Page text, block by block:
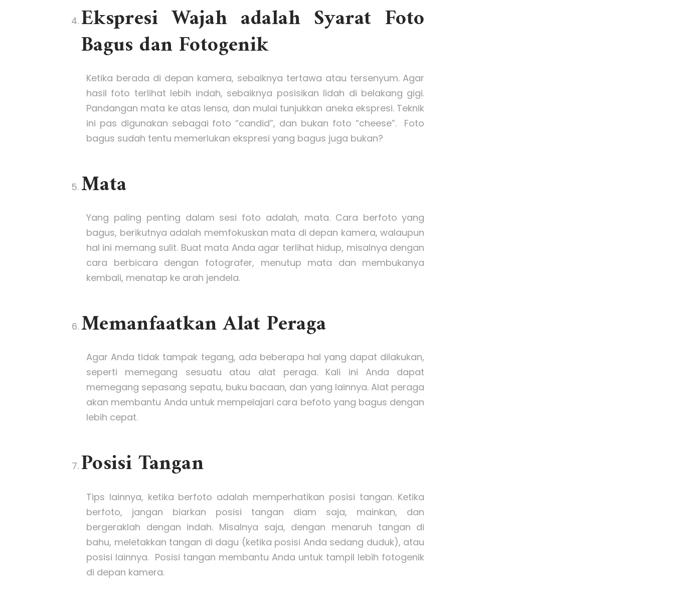
Ekspresi Wajah adalah Syarat Foto
Bagus dan Fotogenik
Ketika berada di depan kamera, sebaiknya tertawa atau tersenyum. Agar
hasil foto terlihat lebih indah, sebaiknya posisikan lidah di belakang gigi.
Pandangan mata ke atas lensa, dan mulai tunjukkan aneka ekspresi. Teknik
ini pas digunakan sebagai foto “candid”, dan bukan foto “cheese”. Foto
bagus sudah tentu memerlukan ekspresi yang bagus juga bukan?
Mata
Yang paling penting dalam sesi foto adalah, mata. Cara berfoto yang
bagus, berikutnya adalah memfokuskan mata di depan kamera, walaupun
hal ini memang sulit. Buat mata Anda agar terlihat hidup, misalnya dengan
cara berbicara dengan fotografer, menutup mata dan membukanya
kembali, menatap ke arah jendela.
Memanfaatkan Alat Peraga
Agar Anda tidak tampak tegang, ada beberapa hal yang dapat dilakukan,
seperti memegang sesuatu atau alat peraga. Kali ini Anda dapat
memegang sepasang sepatu, buku bacaan, dan yang lainnya. Alat peraga
akan membantu Anda untuk mempelajari cara befoto yang bagus dengan
lebih cepat.
Posisi Tangan
Tips lainnya, ketika berfoto adalah memperhatikan posisi tangan. Ketika
berfoto, jangan biarkan posisi tangan diam saja, mainkan, dan
bergeraklah dengan indah. Misalnya saja, dengan menaruh tangan di
bahu, meletakkan tangan di dagu (ketika posisi Anda sedang duduk), atau
posisi lainnya. Posisi tangan membantu Anda untuk tampil lebih fotogenik
di depan kamera.